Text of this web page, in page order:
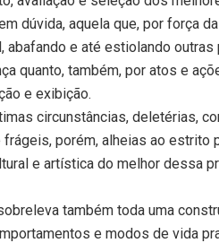
dúvida, aquela que, por força
e até estiolando outras
quanto, também, por atos e
e exibição.
circunstâncias, deletérias,
porém, alheias ao estrito
e artística do melhor dessa
também toda uma
e modos de vida